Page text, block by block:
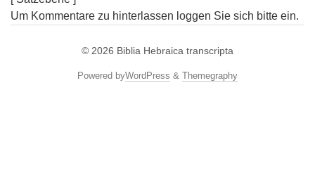
Um Kommentare zu hinterlassen loggen Sie sich bitte ein.
© 2026 Biblia Hebraica transcripta
Powered byWordPress & Themegraphy